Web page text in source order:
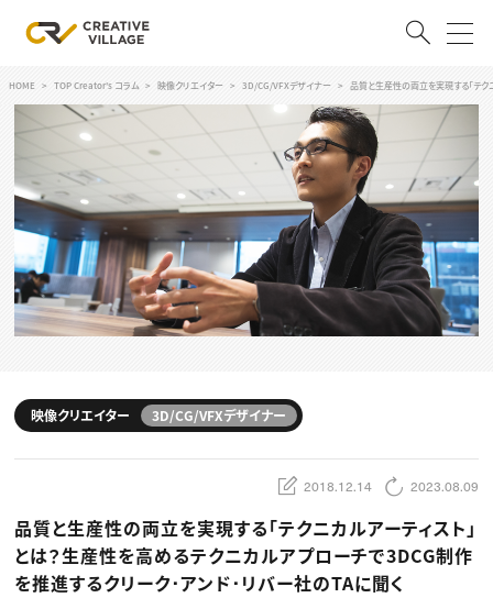
会員登録
RECRUIT
クリエイター求人を探す
CREATIVE JOB求人検索
特集求人
採用説明会
スキルアップしたい！
デザイン
編集・ライティング
マーケティング
ディレクション
業界解説・キャリア事情
お役立ち基礎知識
TOP Creator’s コラム
Webクリエイター
アプリクリエイター
ゲームクリエイター
映像クリエイター
マーケッター
セミナー
ニュース・トレンド
HOME TOP Creator's コラム 映像クリエイター 3D/CG/VFXデザイナー 品質と生産性の両立を実現する「テク
映像クリエイター 3D/CG/VFXデザイナー
2018.12.14 2023.08.09
品質と生産性の両立を実現する「テクニカルアーティスト」
とは？生産性を高めるテクニカルアプローチで3DCG制作
を推進するクリーク･アンド･リバー社のTAに聞く